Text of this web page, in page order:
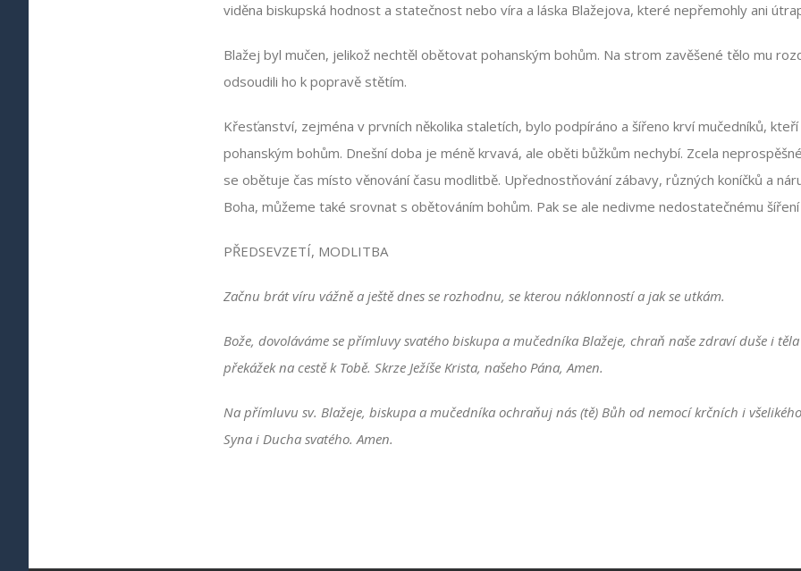
viděna biskupská hodnost a statečnost nebo víra a láska Blažejova, které nepřemohly ani
Blažej byl mučen, jelikož nechtěl obětovat pohanským bohům. Na strom zavěšené tělo mu
odsoudili ho k popravě stětím.
Křesťanství, zejména v prvních několika staletích, bylo podpíráno a šířeno krví mučedníků,
pohanským bohům. Dnešní doba je méně krvavá, ale oběti bůžkům nechybí. Zcela
se obětuje čas místo věnování času modlitbě. Upřednostňování zábavy, různých koníčků a
Boha, můžeme také srovnat s obětováním bohům. Pak se ale nedivme nedostatečnému
PŘEDSEVZETÍ, MODLITBA
Začnu brát víru vážně a ještě dnes se rozhodnu, se kterou náklonností a jak se utkám.
Bože, dovoláváme se přímluvy svatého biskupa a mučedníka Blažeje, chraň naše zdraví duše i
překážek na cestě k Tobě. Skrze Ježíše Krista, našeho Pána, Amen.
Na přímluvu sv. Blažeje, biskupa a mučedníka ochraňuj nás (tě) Bůh od nemocí krčních i
Syna i Ducha svatého. Amen.